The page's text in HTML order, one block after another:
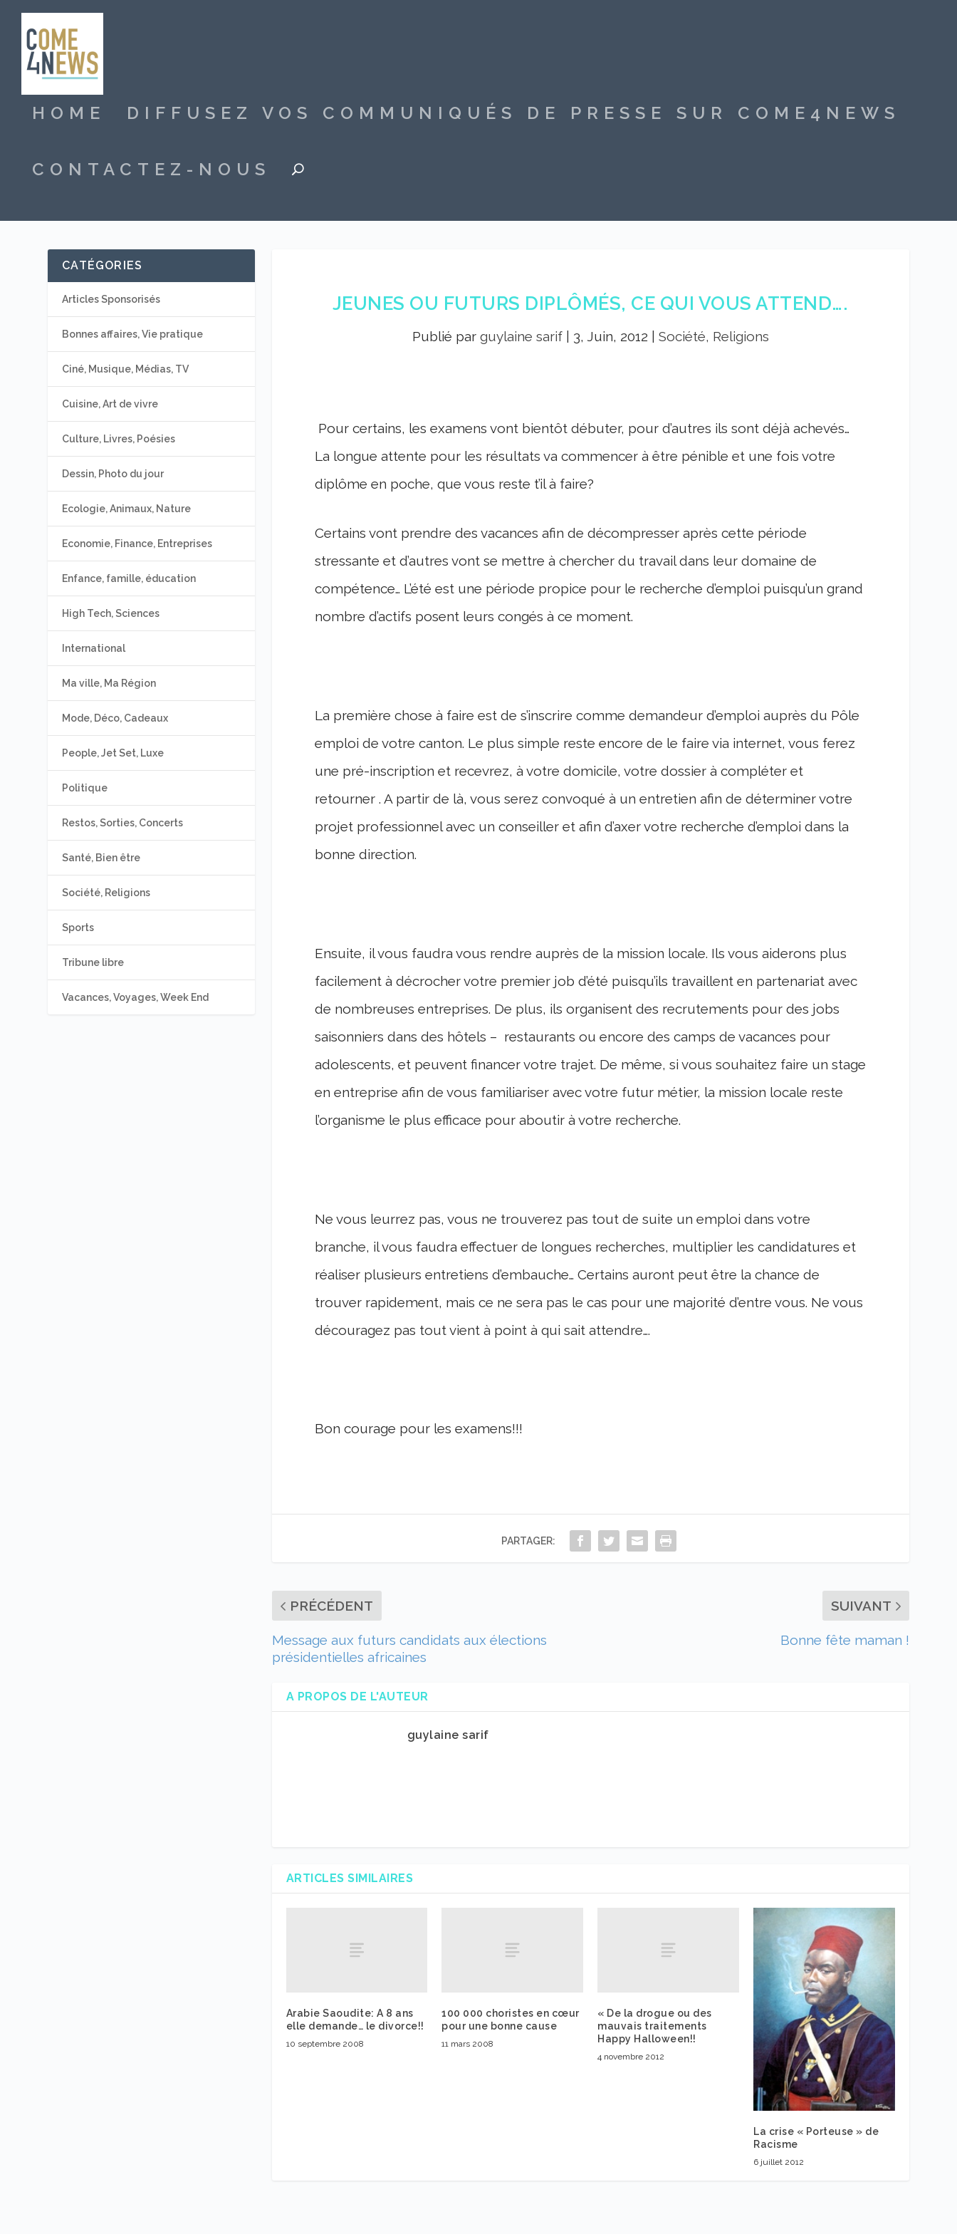
HOME DIFFUSEZ VOS COMMUNIQUÉS DE PRESSE SUR COME4NEWS
CONTACTEZ-NOUS
JEUNES OU FUTURS DIPLÔMÉS, CE QUI VOUS ATTEND….
Publié par guylaine sarif| 3, Juin, 2012 Société, Religions
Pour certains, les examens vont bientôt débuter, pour d’autres ils sont déjà achevés…
La longue attente pour les résultats va commencer à être pénible et une fois votre
diplôme en poche, que vous reste t’il à faire?
Certains vont prendre des vacances afin de décompresser après cette période
stressante et d’autres vont se mettre à chercher du travail dans leur domaine de
compétence… L’été est une période propice pour le recherche d’emploi puisqu’un grand
nombre d’actifs posent leurs congés à ce moment.
La première chose à faire est de s’inscrire comme demandeur d’emploi auprès du Pôle
emploi de votre canton. Le plus simple reste encore de le faire via internet, vous ferez
une pré-inscription et recevrez, à votre domicile, votre dossier à compléter et
retourner . A partir de là, vous serez convoqué à un entretien afin de déterminer votre
projet professionnel avec un conseiller et afin d’axer votre recherche d’emploi dans la
bonne direction.
Ensuite, il vous faudra vous rendre auprès de la mission locale. Ils vous aiderons plus
facilement à décrocher votre premier job d’été puisqu’ils travaillent en partenariat avec
de nombreuses entreprises. De plus, ils organisent des recrutements pour des jobs
saisonniers dans des hôtels – restaurants ou encore des camps de vacances pour
adolescents, et peuvent financer votre trajet. De même, si vous souhaitez faire un stage
en entreprise afin de vous familiariser avec votre futur métier, la mission locale reste
l’organisme le plus efficace pour aboutir à votre recherche.
Ne vous leurrez pas, vous ne trouverez pas tout de suite un emploi dans votre
branche, il vous faudra effectuer de longues recherches, multiplier les candidatures et
réaliser plusieurs entretiens d’embauche… Certains auront peut être la chance de
trouver rapidement, mais ce ne sera pas le cas pour une majorité d’entre vous. Ne vous
découragez pas tout vient à point à qui sait attendre….
Bon courage pour les examens!!!
PARTAGER:
PRÉCÉDENT
Message aux futurs candidats aux élections
présidentielles africaines
SUIVANT
Bonne fête maman !
A PROPOS DE L'AUTEUR
guylaine sarif
ARTICLES SIMILAIRES
Arabie Saoudite: A 8 ans
elle demande… le divorce!!
10 septembre 2008
100 000 choristes en cœur
pour une bonne cause
11 mars 2008
« De la drogue ou des
mauvais traitements
Happy Halloween!!
4 novembre 2012
La crise « Porteuse » de
Racisme
6 juillet 2012
CATÉGORIES
Articles Sponsorisés
Bonnes affaires, Vie pratique
Ciné, Musique, Médias, TV
Cuisine, Art de vivre
Culture, Livres, Poésies
Dessin, Photo du jour
Ecologie, Animaux, Nature
Economie, Finance, Entreprises
Enfance, famille, éducation
High Tech, Sciences
International
Ma ville, Ma Région
Mode, Déco, Cadeaux
People, Jet Set, Luxe
Politique
Restos, Sorties, Concerts
Santé, Bien être
Société, Religions
Sports
Tribune libre
Vacances, Voyages, Week End